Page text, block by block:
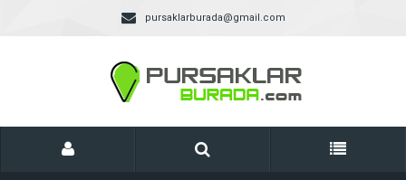
pursaklarburada@gmail.com